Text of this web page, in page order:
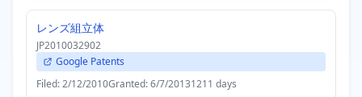
レンズ組立体
JP2010032902
Google Patents
Filed: 2/12/2010Granted: 6/7/20131211 days